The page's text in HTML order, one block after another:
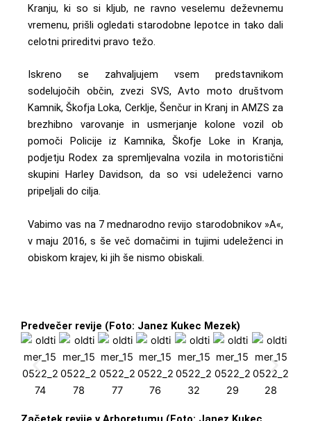
Kranju, ki so si kljub, ne ravno veselemu deževnemu
vremenu, prišli ogledati starodobne lepotce in tako dali
celotni prireditvi pravo težo.
Iskreno se zahvaljujem vsem predstavnikom
sodelujočih občin, zvezi SVS, Avto moto društvom
Kamnik, Škofja Loka, Cerklje, Šenčur in Kranj in AMZS za
brezhibno varovanje in usmerjanje kolone vozil ob
pomoči Policije iz Kamnika, Škofje Loke in Kranja,
podjetju Rodex za spremljevalna vozila in motoristični
skupini Harley Davidson, da so vsi udeleženci varno
pripeljali do cilja.
Vabimo vas na 7 mednarodno revijo starodobnikov »A«,
v maju 2016, s še več domačimi in tujimi udeleženci in
obiskom krajev, ki jih še nismo obiskali.
Predvečer revije (Foto: Janez Kukec Mezek)